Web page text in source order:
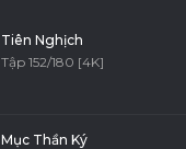
Tiên Nghịch
Tập 152/180 [4K]
Mục Thần Ký